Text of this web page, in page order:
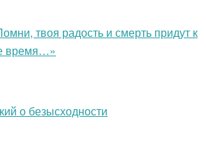
твоя радость и смерть придут к
время…»
о безысходности